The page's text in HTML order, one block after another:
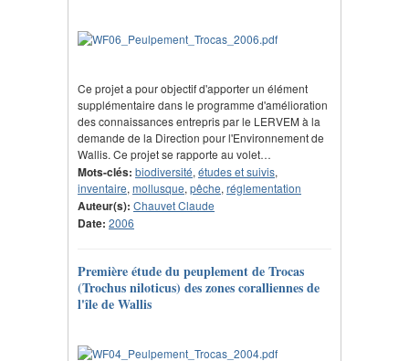
Ce projet a pour objectif d'apporter un élément
supplémentaire dans le programme d'amélioration
des connaissances entrepris par le LERVEM à la
demande de la Direction pour l'Environnement de
Wallis. Ce projet se rapporte au volet…
Mots-clés: biodiversité, études et suivis,
inventaire, mollusque, pêche, réglementation
Auteur(s): Chauvet Claude
Date: 2006
Première étude du peuplement de Trocas
(Trochus niloticus) des zones coralliennes de
l'île de Wallis